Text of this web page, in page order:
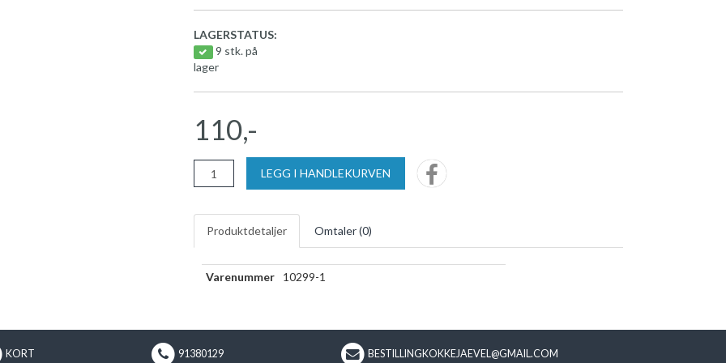
LAGERSTATUS:
9 stk. på
lager
110,-
LEGG I HANDLEKURVEN
Produktdetaljer Omtaler (0)
Varenummer 10299-1
KORT 91380129 BESTILLINGKOKKEJAEVEL@GMAIL.COM